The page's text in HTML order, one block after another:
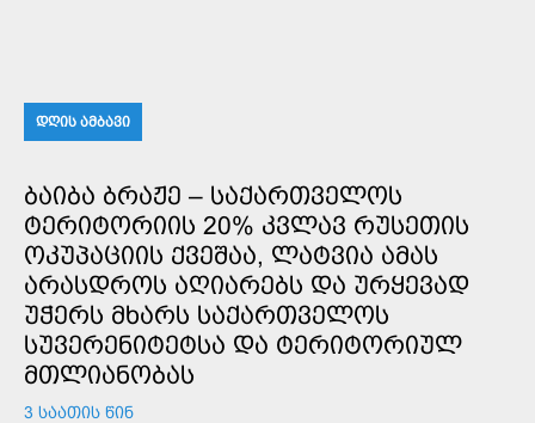
ᲓᲦᲘᲡ ᲐᲛᲑᲐᲕᲘ
ᲑᲐᲘᲑᲐ ᲑᲠᲐᲟᲔ – ᲡᲐᲥᲐᲠᲗᲕᲔᲚᲝᲡ
ᲢᲔᲠᲘᲢᲝᲠᲘᲘᲡ 20% ᲙᲕᲚᲐᲕ ᲠᲣᲡᲔᲗᲘᲡ
ᲝᲙᲣᲞᲐᲪᲘᲘᲡ ᲥᲕᲔᲨᲐᲐ, ᲚᲐᲢᲕᲘᲐ ᲐᲛᲐᲡ
ᲐᲠᲐᲡᲓᲠᲝᲡ ᲐᲦᲘᲐᲠᲔᲑᲡ ᲓᲐ ᲣᲠᲧᲔᲕᲐᲓ
ᲣᲭᲔᲠᲡ ᲛᲮᲐᲠᲡ ᲡᲐᲥᲐᲠᲗᲕᲔᲚᲝᲡ
ᲡᲣᲕᲔᲠᲔᲜᲘᲢᲔᲢᲡᲐ ᲓᲐ ᲢᲔᲠᲘᲢᲝᲠᲘᲣᲚ
ᲛᲗᲚᲘᲐᲜᲝᲑᲐᲡ
3 ᲡᲐᲐᲗᲘᲡ ᲬᲘᲜ